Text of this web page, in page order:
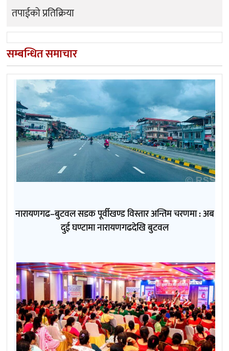
तपाईको प्रतिक्रिया
सम्बन्धित समाचार
नारायणगढ–बुटवल सडक पूर्वीखण्ड विस्तार अन्तिम चरणमा : अब
दुई घण्टामा नारायणगढदेखि बुटवल